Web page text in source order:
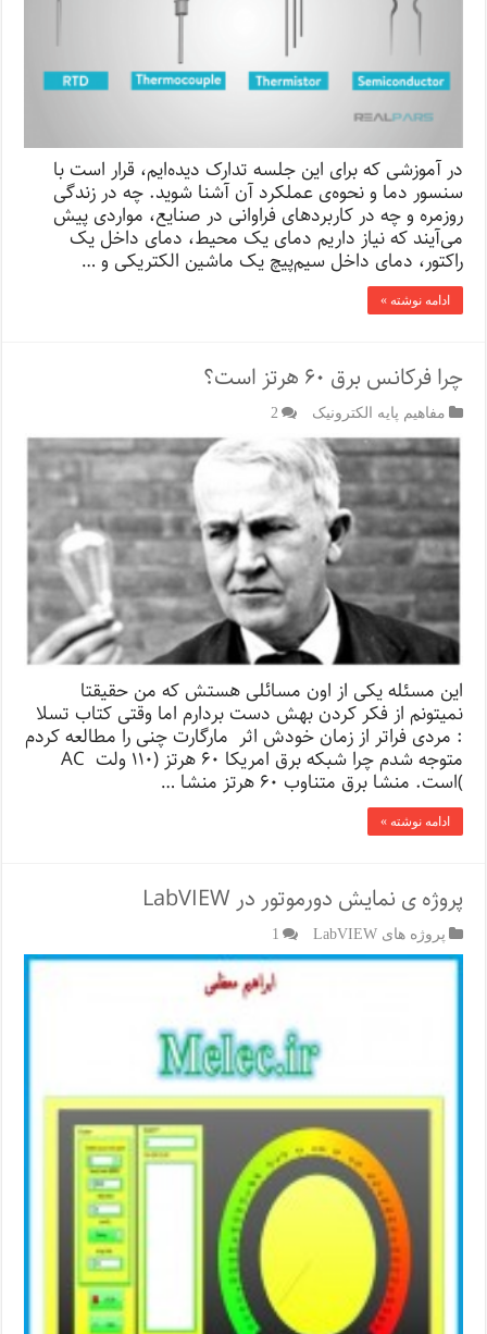
در آموزشی که برای این جلسه تدارک دیده‌ایم، قرار است با
سنسور دما و نحوه‌ی عملکرد آن آشنا شوید. چه در زندگی
روزمره و چه در کاربردهای فراوانی در صنایع، مواردی پیش
می‌آیند که نیاز داریم دمای یک محیط، دمای داخل یک
راکتور، دمای داخل سیم‌پیچ یک ماشین الکتریکی و …
ادامه نوشته »
چرا فرکانس برق ۶۰ هرتز است؟
مفاهیم پایه الکترونیک 2
این مسئله یکی از اون مسائلی هستش که من حقیقتا
نمیتونم از فکر کردن بهش دست بردارم اما وقتی کتاب تسلا
: مردی فراتر از زمان خودش اثر مارگارت چنی را مطالعه کردم
متوجه شدم چرا شبکه برق امریکا ۶۰ هرتز (۱۱۰ ولت AC
)است. منشا برق متناوب ۶۰ هرتز منشا …
ادامه نوشته »
پروژه ی نمایش دورموتور در LabVIEW
پروژه های LabVIEW 1